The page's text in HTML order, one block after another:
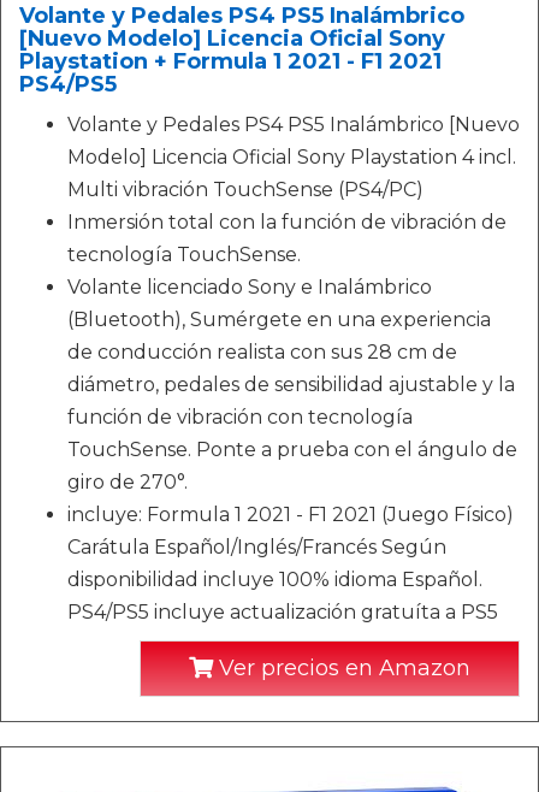
Volante y Pedales PS4 PS5 Inalámbrico
[Nuevo Modelo] Licencia Oficial Sony
Playstation + Formula 1 2021 - F1 2021
PS4/PS5
Volante y Pedales PS4 PS5 Inalámbrico [Nuevo
Modelo] Licencia Oficial Sony Playstation 4 incl.
Multi vibración TouchSense (PS4/PC)
Inmersión total con la función de vibración de
tecnología TouchSense.
Volante licenciado Sony e Inalámbrico
(Bluetooth), Sumérgete en una experiencia
de conducción realista con sus 28 cm de
diámetro, pedales de sensibilidad ajustable y la
función de vibración con tecnología
TouchSense. Ponte a prueba con el ángulo de
giro de 270°.
incluye: Formula 1 2021 - F1 2021 (Juego Físico)
Carátula Español/Inglés/Francés Según
disponibilidad incluye 100% idioma Español.
PS4/PS5 incluye actualización gratuíta a PS5
Ver precios en Amazon